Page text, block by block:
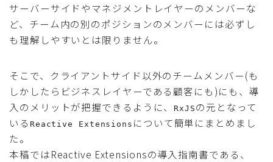
サーバーサイドやマネジメントレイヤーのメンバーな
ど、チーム内の別のポジションのメンバーには必ずし
も理解しやすいとは限りません。
そこで、クライアントサイド以外のチームメンバー(も
しかしたらビジネスレイヤーである顧客にも)にも、導
入のメリットが把握できるように、
RxJS の元となって
いる Reactive Extensions について簡単にまとめまし
た。
本稿ではReactive Extensionsの導入指南書である、